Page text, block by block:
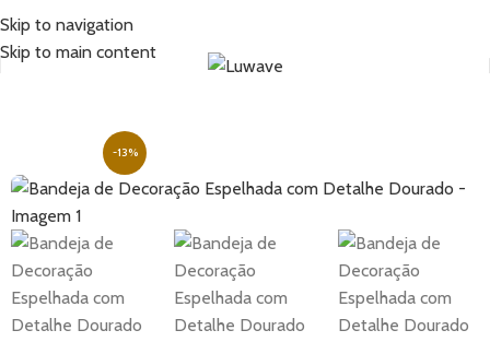
Skip to navigation
Skip to main content
-13%